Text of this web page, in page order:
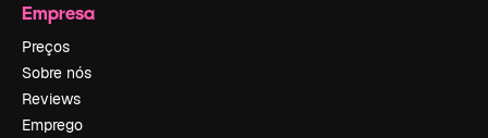
Empresa
Preços
Sobre nós
Reviews
Emprego